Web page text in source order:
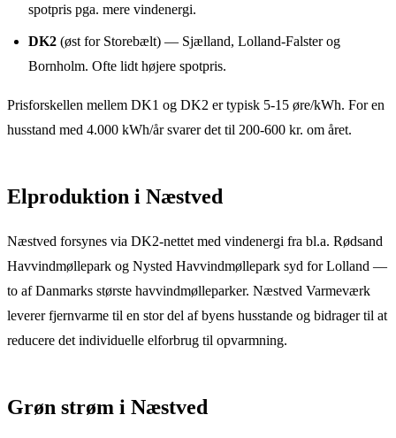
spotpris pga. mere vindenergi.
DK2 (øst for Storebælt) — Sjælland, Lolland-Falster og
Bornholm. Ofte lidt højere spotpris.
Prisforskellen mellem DK1 og DK2 er typisk 5-15 øre/kWh. For en
husstand med 4.000 kWh/år svarer det til 200-600 kr. om året.
Elproduktion i Næstved
Næstved forsynes via DK2-nettet med vindenergi fra bl.a. Rødsand
Havvindmøllepark og Nysted Havvindmøllepark syd for Lolland —
to af Danmarks største havvindmølleparker. Næstved Varmeværk
leverer fjernvarme til en stor del af byens husstande og bidrager til at
reducere det individuelle elforbrug til opvarmning.
Grøn strøm i Næstved